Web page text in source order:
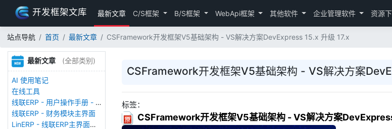
开发框架文库 最新文章 C/S框架 B/S框架 WebApi框架 其他软件 企业管理软件 资源
站点导航 首页 最新文章 CSFramework开发框架V5基础架构 - VS解决方案DevExpress 15.x 升级 17.x
最新文章 (全部类别)
AI 使用笔记
在线工具
线联ERP - 用户操作手册 - 存货期初
线联ERP - 财务模块主界面
LinERP - 线联ERP主界面（HOME）
CSFramework开发框架V5基础架构 - VS解决方案
标签：
CSFramework开发框架V5基础架构 - VS解决方案